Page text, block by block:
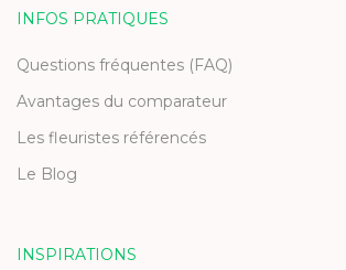
INFOS PRATIQUES
Questions fréquentes (FAQ)
Avantages du comparateur
Les fleuristes référencés
Le Blog
INSPIRATIONS